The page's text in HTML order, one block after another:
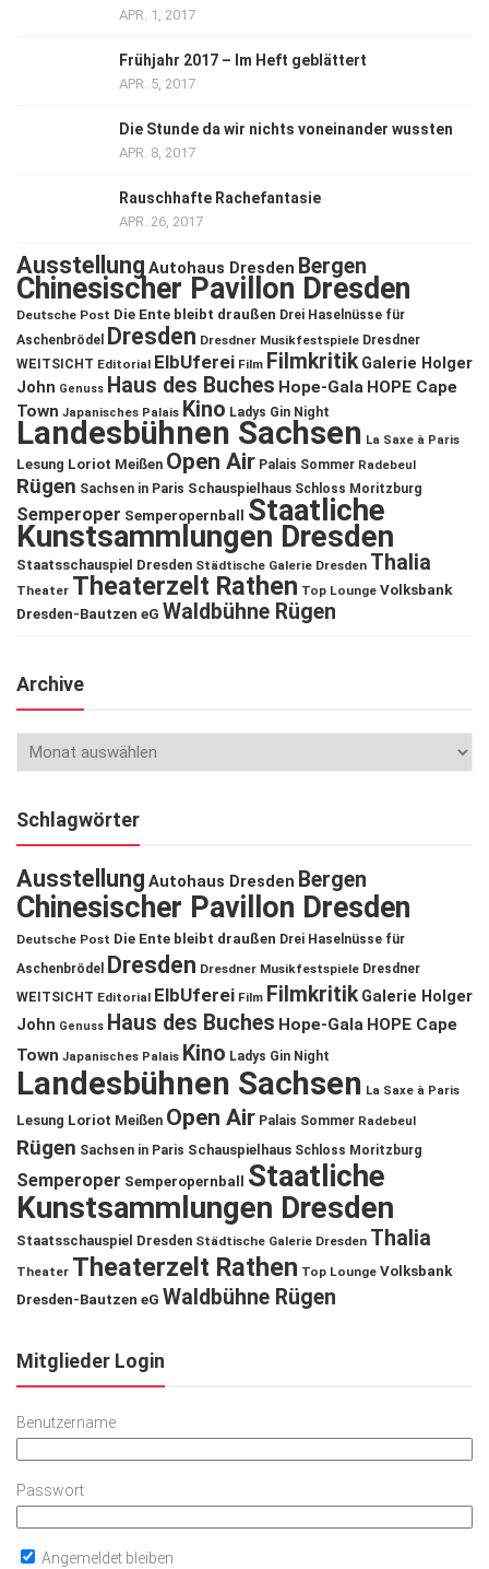
APR. 1, 2017
Frühjahr 2017 – Im Heft geblättert
APR. 5, 2017
Die Stunde da wir nichts voneinander wussten
APR. 8, 2017
Rauschhafte Rachefantasie
APR. 26, 2017
Ausstellung Autohaus Dresden Bergen
Chinesischer Pavillon Dresden
Deutsche Post Die Ente bleibt draußen Drei Haselnüsse für
Aschenbrödel
Dresden Dresdner Musikfestspiele Dresdner
WEITSICHT Editorial ElbUferei Film Filmkritik Galerie Holger
John Genuss Haus des Buches Hope-Gala HOPE Cape
Town Japanisches Palais Kino Ladys Gin Night
Landesbühnen Sachsen La Saxe à Paris
Lesung Loriot Meißen Open Air Palais Sommer Radebeul
Rügen Sachsen in Paris Schauspielhaus Schloss Moritzburg
Semperoper Semperopernball Staatliche
Kunstsammlungen Dresden
Staatsschauspiel Dresden Städtische Galerie Dresden Thalia
Theater Theaterzelt Rathen Top Lounge Volksbank
Dresden-Bautzen eG Waldbühne Rügen
Archive
Schlagwörter
Ausstellung Autohaus Dresden Bergen
Chinesischer Pavillon Dresden
Deutsche Post Die Ente bleibt draußen Drei Haselnüsse für
Aschenbrödel
Dresden Dresdner Musikfestspiele Dresdner
WEITSICHT Editorial ElbUferei Film Filmkritik Galerie Holger
John Genuss Haus des Buches Hope-Gala HOPE Cape
Town Japanisches Palais Kino Ladys Gin Night
Landesbühnen Sachsen La Saxe à Paris
Lesung Loriot Meißen Open Air Palais Sommer Radebeul
Rügen Sachsen in Paris Schauspielhaus Schloss Moritzburg
Semperoper Semperopernball
Staatliche
Kunstsammlungen Dresden
Staatsschauspiel Dresden Städtische Galerie Dresden Thalia
Theater Theaterzelt Rathen Top Lounge Volksbank
Dresden-Bautzen eG Waldbühne Rügen
Mitglieder Login
Benutzername
Passwort
Angemeldet bleiben